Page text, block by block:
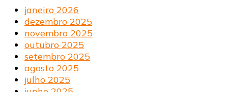
janeiro 2026
dezembro 2025
novembro 2025
outubro 2025
setembro 2025
agosto 2025
julho 2025